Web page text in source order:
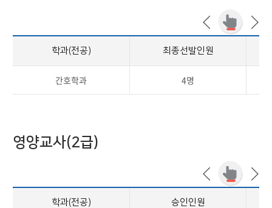
학과(전공) 최종선발인원
간호학과 4명
영양교사(2급)
학과(전공) 승인인원